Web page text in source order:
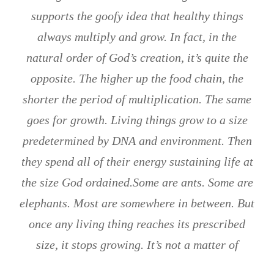
supports the goofy idea that healthy things
always multiply and grow. In fact, in the
natural order of God’s creation, it’s quite the
opposite. The higher up the food chain, the
shorter the period of multiplication. The same
goes for growth. Living things grow to a size
predetermined by DNA and environment. Then
they spend all of their energy sustaining life at
the size God ordained.Some are ants. Some are
elephants. Most are somewhere in between. But
once any living thing reaches its prescribed
size, it stops growing. It’s not a matter of